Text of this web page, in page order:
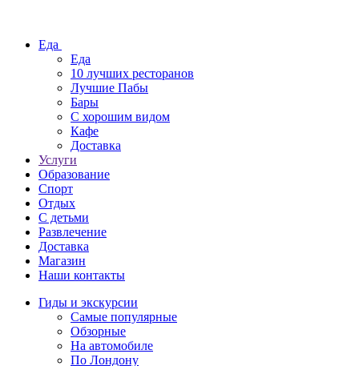
Еда
Еда
10 лучших ресторанов
Лучшие Пабы
Бары
С хорошим видом
Кафе
Доставка
Услуги
Образование
Спорт
Отдых
С детьми
Развлечение
Доставка
Магазин
Наши контакты
Гиды и экскурсии
Самые популярные
Обзорные
На автомобиле
По Лондону